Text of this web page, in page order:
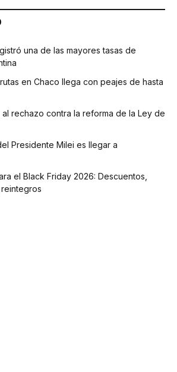
una de las mayores tasas de
en Chaco llega con peajes de hasta
al rechazo contra la reforma de la Ley de
Presidente Milei es llegar a
el Black Friday 2026: Descuentos,